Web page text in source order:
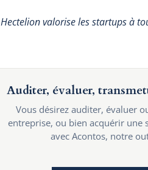
Hectelion valorise les startups à
Auditer, évaluer,
Vous désirez auditer, évaluer
entreprise, ou bien acquérir une
avec Acontos, notre